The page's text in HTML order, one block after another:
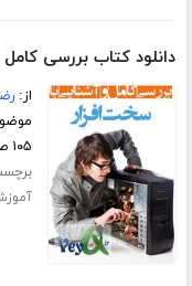
دانلود کتاب بررسی
از:
۱۰۵ صفحه